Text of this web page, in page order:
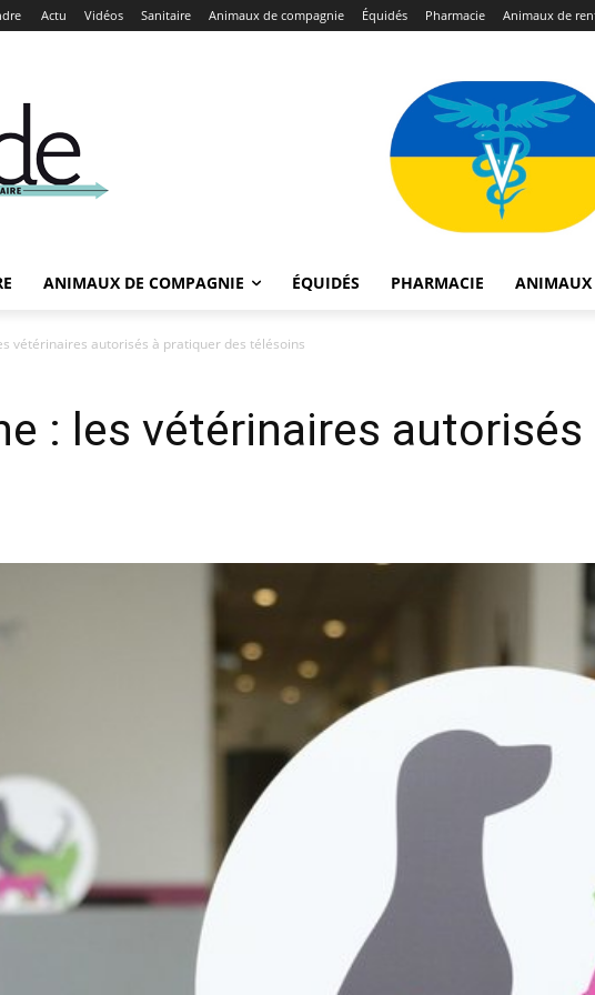
Actu Vidéos Sanitaire Animaux de compagnie Équidés Pharmacie Animaux de
ANIMAUX DE COMPAGNIE ÉQUIDÉS PHARMACIE ANIMAUX
vétérinaires autorisés à pratiquer des télésoins
: les vétérinaires